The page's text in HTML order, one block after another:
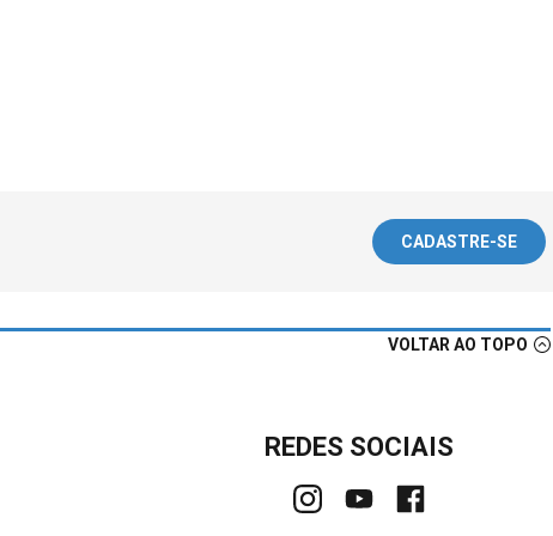
CADASTRE-SE
VOLTAR AO TOPO
REDES SOCIAIS